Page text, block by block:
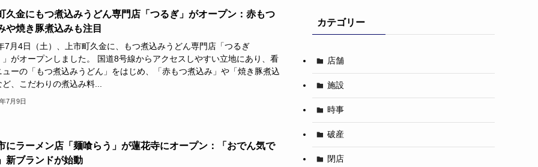
久金にもつ煮込みうどん専門店「つるぎ」がオープン：赤もつ
や焼き豚煮込みも注目
7月4日（土）、上市町久金に、もつ煮込みうどん専門店「つるぎ
」がオープンしました。 国道8号線からアクセスしやすい立地にあり、看
ューの「もつ煮込みうどん」をはじめ、「赤もつ煮込み」や「焼き豚煮込
、こだわりの煮込み料...
7月9日
にラーメン店「麺喰らう」が蓮花寺にオープン：「おでん気で
新ブランドが始動
カテゴリー
店舗
施設
時事
破産
閉店